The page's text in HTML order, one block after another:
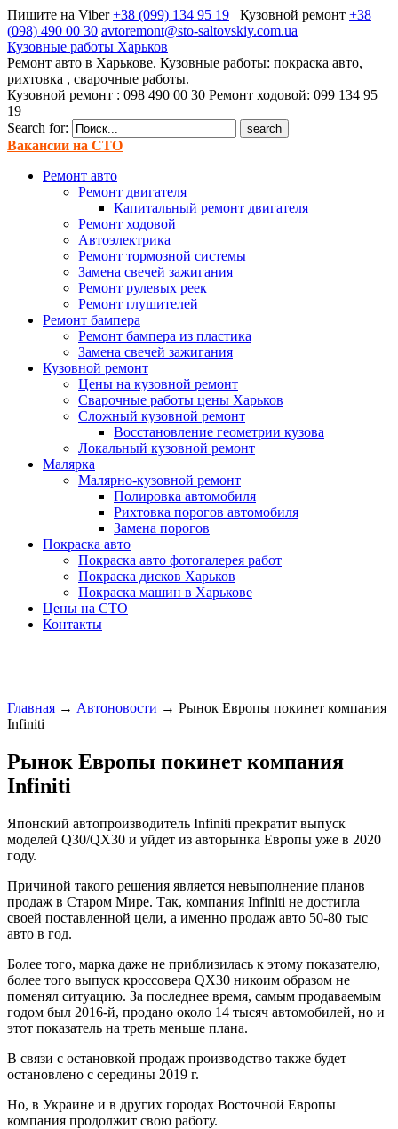
Пишите на Viber+38 (099) 134 95 19 Кузовной ремонт +38
(098) 490 00 30 avtoremont@sto-saltovskiy.com.ua
Кузовные работы Харьков
Ремонт авто в Харькове. Кузовные работы: покраска авто,
рихтовка , сварочные работы.
Кузовной ремонт : 098 490 00 30 Ремонт ходовой: 099 134 95
19
Search for:
Вакансии на СТО
Ремонт авто
Ремонт двигателя
Капитальный ремонт двигателя
Ремонт ходовой
Автоэлектрика
Ремонт тормозной системы
Замена свечей зажигания
Ремонт рулевых реек
Ремонт глушителей
Ремонт бампера
Ремонт бампера из пластика
Замена свечей зажигания
Кузовной ремонт
Цены на кузовной ремонт
Сварочные работы цены Харьков
Сложный кузовной ремонт
Восстановление геометрии кузова
Локальный кузовной ремонт
Малярка
Малярно-кузовной ремонт
Полировка автомобиля
Рихтовка порогов автомобиля
Замена порогов
Покраска авто
Покраска авто фотогалерея работ
Покраска дисков Харьков
Покраска машин в Харькове
Цены на СТО
Контакты
Главная → Автоновости → Рынок Европы покинет компания
Infiniti
Рынок Европы покинет компания
Infiniti
Японский автопроизводитель Infiniti прекратит выпуск
моделей Q30/QX30 и уйдет из авторынка Европы уже в 2020
году.
Причиной такого решения является невыполнение планов
продаж в Старом Мире. Так, компания Infiniti не достигла
своей поставленной цели, а именно продаж авто 50-80 тыс
авто в год.
Более того, марка даже не приблизилась к этому показателю,
более того выпуск кроссовера QX30 никоим образом не
поменял ситуацию. За последнее время, самым продаваемым
годом был 2016-й, продано около 14 тысяч автомобилей, но и
этот показатель на треть меньше плана.
В связи с остановкой продаж производство также будет
остановлено с середины 2019 г.
Но, в Украине и в других городах Восточной Европы
компания продолжит свою работу.